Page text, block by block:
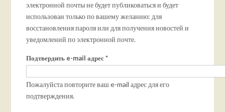
электронной почты не будет публиковаться и будет
использован только по вашему желанию: для
восстановления пароля или для получения новостей и
уведомлений по электронной почте.
Подтвердить e-mail адрес*
Пожалуйста повторите ваш e-mail адрес для его
подтверждения.